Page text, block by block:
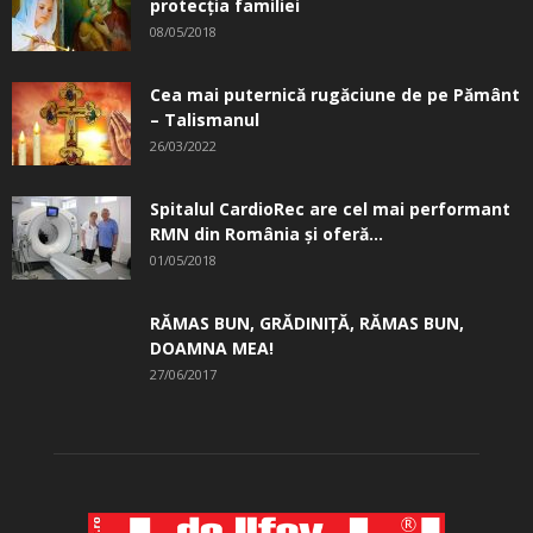
protecția familiei
08/05/2018
Cea mai puternică rugăciune de pe Pământ
– Talismanul
26/03/2022
Spitalul CardioRec are cel mai performant
RMN din România și oferă...
01/05/2018
RĂMAS BUN, GRĂDINIŢĂ, ­RĂMAS BUN,
DOAMNA MEA!
27/06/2017